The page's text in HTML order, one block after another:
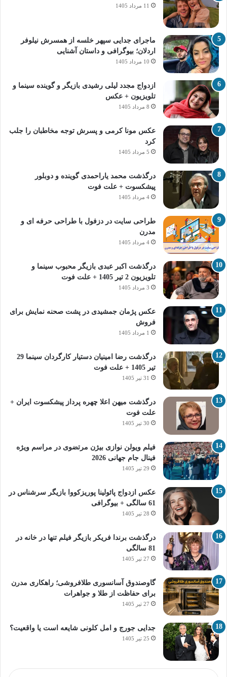
11 مرداد 1405
ماجرای جدایی سپهر خلسه از همسرش نیلوفر
اردلان؛ بیوگرافی و داستان آشنایی
10 مرداد 1405
ازدواج مجدد لیلی رشیدی بازیگر و گوینده سینما و
تلویزیون + عکس
8 مرداد 1405
عکس مونا کرمی و پسرش توجه مخاطبان را جلب
کرد
5 مرداد 1405
درگذشت محمد یاراحمدی گوینده و دوبلور
پیشکسوت + علت فوت
4 مرداد 1405
طراحی سایت در دزفول با طراحی حرفه‌ ای و
مدرن
4 مرداد 1405
درگذشت اکبر عبدی بازیگر محبوب سینما و
تلویزیون 2 تیر 1405 + علت فوت
3 مرداد 1405
عکس پژمان جمشیدی در پشت صحنه نمایش برای
فروش
1 مرداد 1405
درگذشت رضا امینیان دستیار کارگردان سینما 29
تیر 1405 + علت فوت
31 تیر 1405
درگذشت میهن اعلا چهره پرداز پیشکسوت ایران +
علت فوت
30 تیر 1405
فیلم ویولن نوازی بیژن مرتضوی در مراسم ویژه
فینال جام جهانی 2026
29 تیر 1405
عکس ازدواج پائولینا پوریزکووا بازیگر سرشناس در
61 سالگی + بیوگرافی
28 تیر 1405
درگذشت برندا فریکر بازیگر فیلم تنها در خانه در
81 سالگی
27 تیر 1405
گاوصندوق آسانسوری طلافروشی؛ راهکاری مدرن
برای حفاظت از طلا و جواهرات
27 تیر 1405
جدایی جورج و امل کلونی شایعه است یا واقعیت؟
25 تیر 1405